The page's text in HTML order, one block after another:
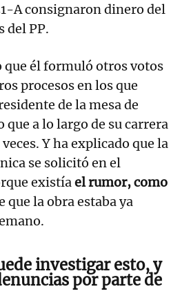
A consignaron dinero del
del PP.
que él formuló otros votos
procesos en los que
de la mesa de
a lo largo de su carrera
Y ha explicado que la
se solicitó en el
existíael rumor, como
que la obra estaba ya
investigar esto, y
por parte de